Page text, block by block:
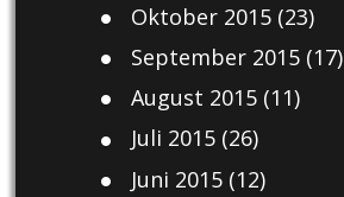
Oktober 2015(23)
September 2015(17)
August 2015(11)
Juli 2015(26)
Juni 2015(12)